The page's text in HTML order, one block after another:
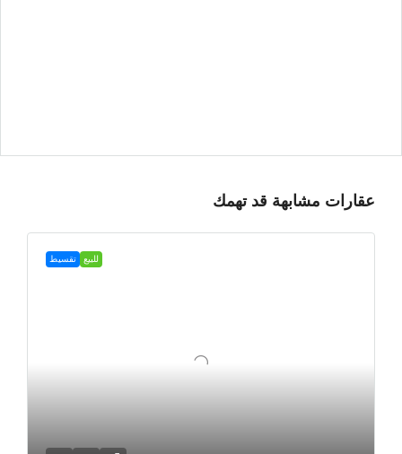
عقارات مشابهة قد تهمك
للبيع تقسيط